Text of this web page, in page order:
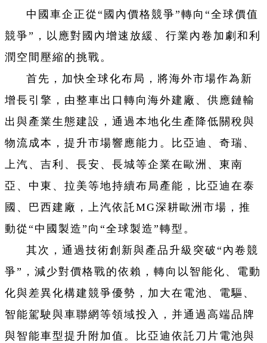
中國車企正從“國內價格競爭”轉向“全球價值
競爭”，以應對國內增速放緩、行業內卷加劇和利
潤空間壓縮的挑戰。
首先，加快全球化布局，將海外市場作為新
增長引擎，由整車出口轉向海外建廠、供應鏈輸
出與產業生態建設，通過本地化生產降低關稅與
物流成本，提升市場響應能力。比亞迪、奇瑞、
上汽、吉利、長安、長城等企業在歐洲、東南
亞、中東、拉美等地持續布局產能，比亞迪在泰
國、巴西建廠，上汽依託MG深耕歐洲市場，推
動從“中國製造”向“全球製造”轉型。
其次，通過技術創新與產品升級突破“內卷競
爭”，減少對價格戰的依賴，轉向以智能化、電動
化與差異化構建競爭優勢，加大在電池、電驅、
智能駕駛與車聯網等領域投入，并通過高端品牌
與智能車型提升附加值。比亞迪依託刀片電池與